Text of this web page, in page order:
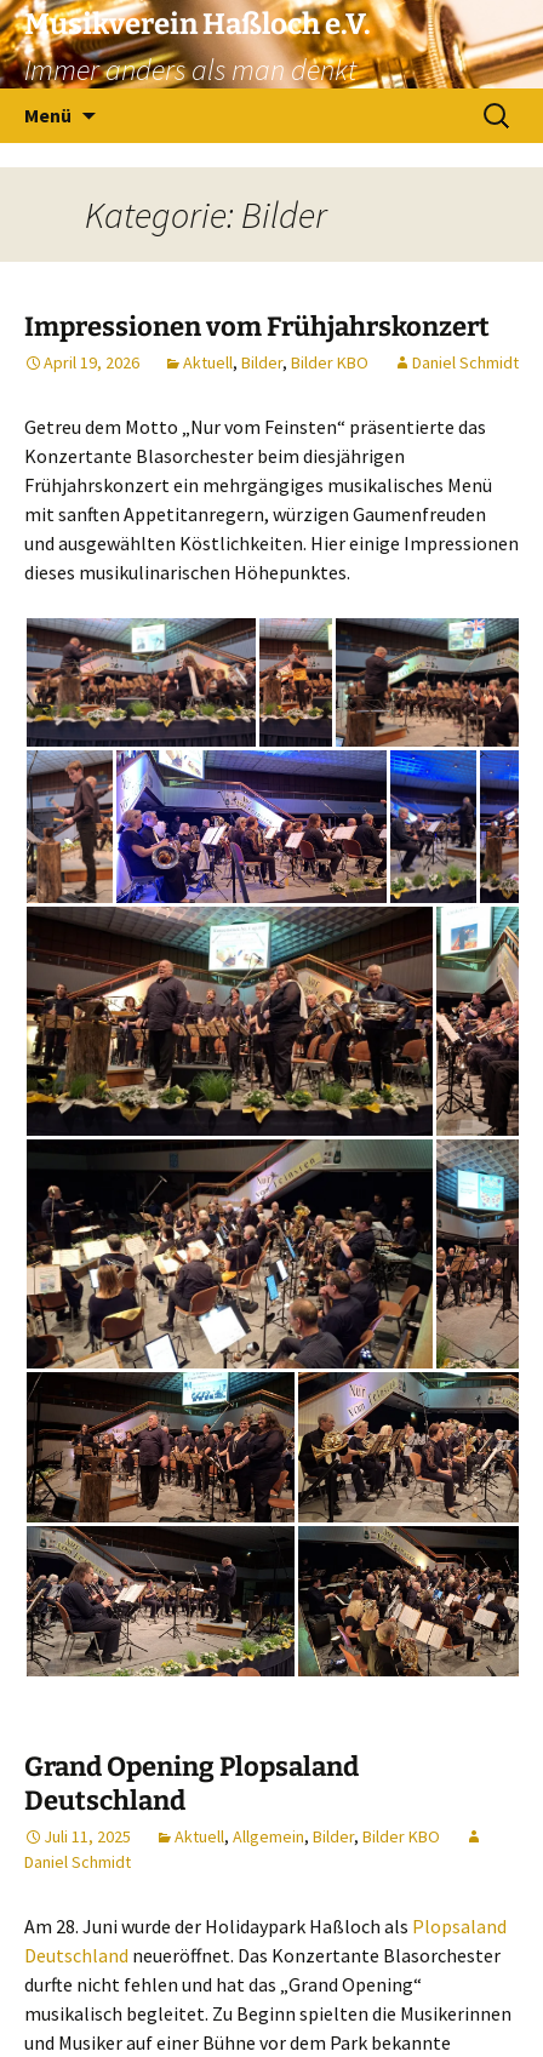
Zum
Inhalt
springen
Musikverein Haßloch e.V.
Immer anders als man denkt
Menü
Suchen
nach:
Kategorie: Bilder
Impressionen vom Frühjahrskonzert
April 19, 2026 Aktuell, Bilder, Bilder KBO Daniel Schmidt
Getreu dem Motto „Nur vom Feinsten“ präsentierte das
Konzertante Blasorchester beim diesjährigen
Frühjahrskonzert ein mehrgängiges musikalisches Menü
mit sanften Appetitanregern, würzigen Gaumenfreuden
und ausgewählten Köstlichkeiten. Hier einige Impressionen
dieses musikulinarischen Höhepunktes.
Grand Opening Plopsaland
Deutschland
Juli 11, 2025 Aktuell, Allgemein, Bilder, Bilder KBO
Daniel Schmidt
Am 28. Juni wurde der Holidaypark Haßloch als Plopsaland
Deutschland neueröffnet. Das Konzertante Blasorchester
durfte nicht fehlen und hat das „Grand Opening“
musikalisch begleitet. Zu Beginn spielten die Musikerinnen
und Musiker auf einer Bühne vor dem Park bekannte